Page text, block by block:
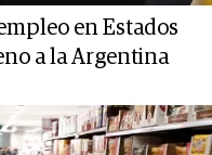
en Estados
a la Argentina